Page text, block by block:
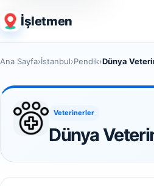
İşletmen
Ana Sayfa›İstanbul›Pendik›Dünya
Veterinerler
Dünya